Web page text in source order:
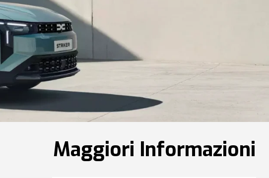
Maggiori Informazioni